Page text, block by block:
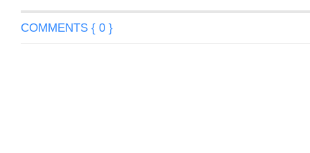
COMMENTS { 0 }